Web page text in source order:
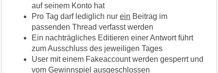
auf seinem Konto hat
Pro Tag darf lediglich nurein Beitrag im
passenden Thread verfasst werden
Ein nachträgliches Editieren einer Antwort führt
zum Ausschluss des jeweiligen Tages
User mit einem Fakeaccount werden gesperrt und
vom Gewinnspiel ausgeschlossen